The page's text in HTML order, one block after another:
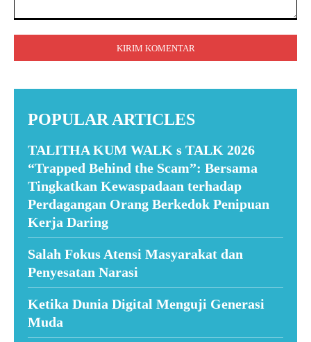
POPULAR ARTICLES
TALITHA KUM WALK s TALK 2026
“Trapped Behind the Scam”: Bersama
Tingkatkan Kewaspadaan terhadap
Perdagangan Orang Berkedok Penipuan
Kerja Daring
Salah Fokus Atensi Masyarakat dan
Penyesatan Narasi
Ketika Dunia Digital Menguji Generasi
Muda